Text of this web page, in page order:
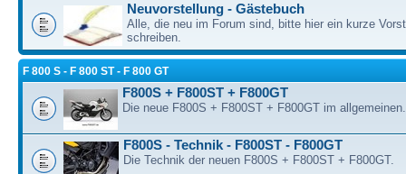
Neuvorstellung - Gästebuch
Alle, die neu im Forum sind, bitte hier ein kurze
schreiben.
F 800 S - F 800 ST - F 800 GT
F800S + F800ST + F800GT
Die neue F800S + F800ST + F800GT im allgemeinen.
F800S - Technik - F800ST - F800GT
Die Technik der neuen F800S + F800ST + F800GT.